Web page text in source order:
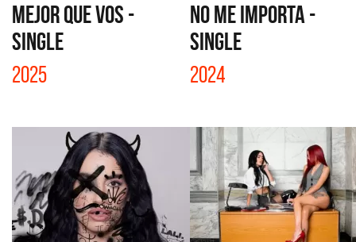
MEJOR QUE VOS -
SINGLE
2025
NO ME IMPORTA -
SINGLE
2024